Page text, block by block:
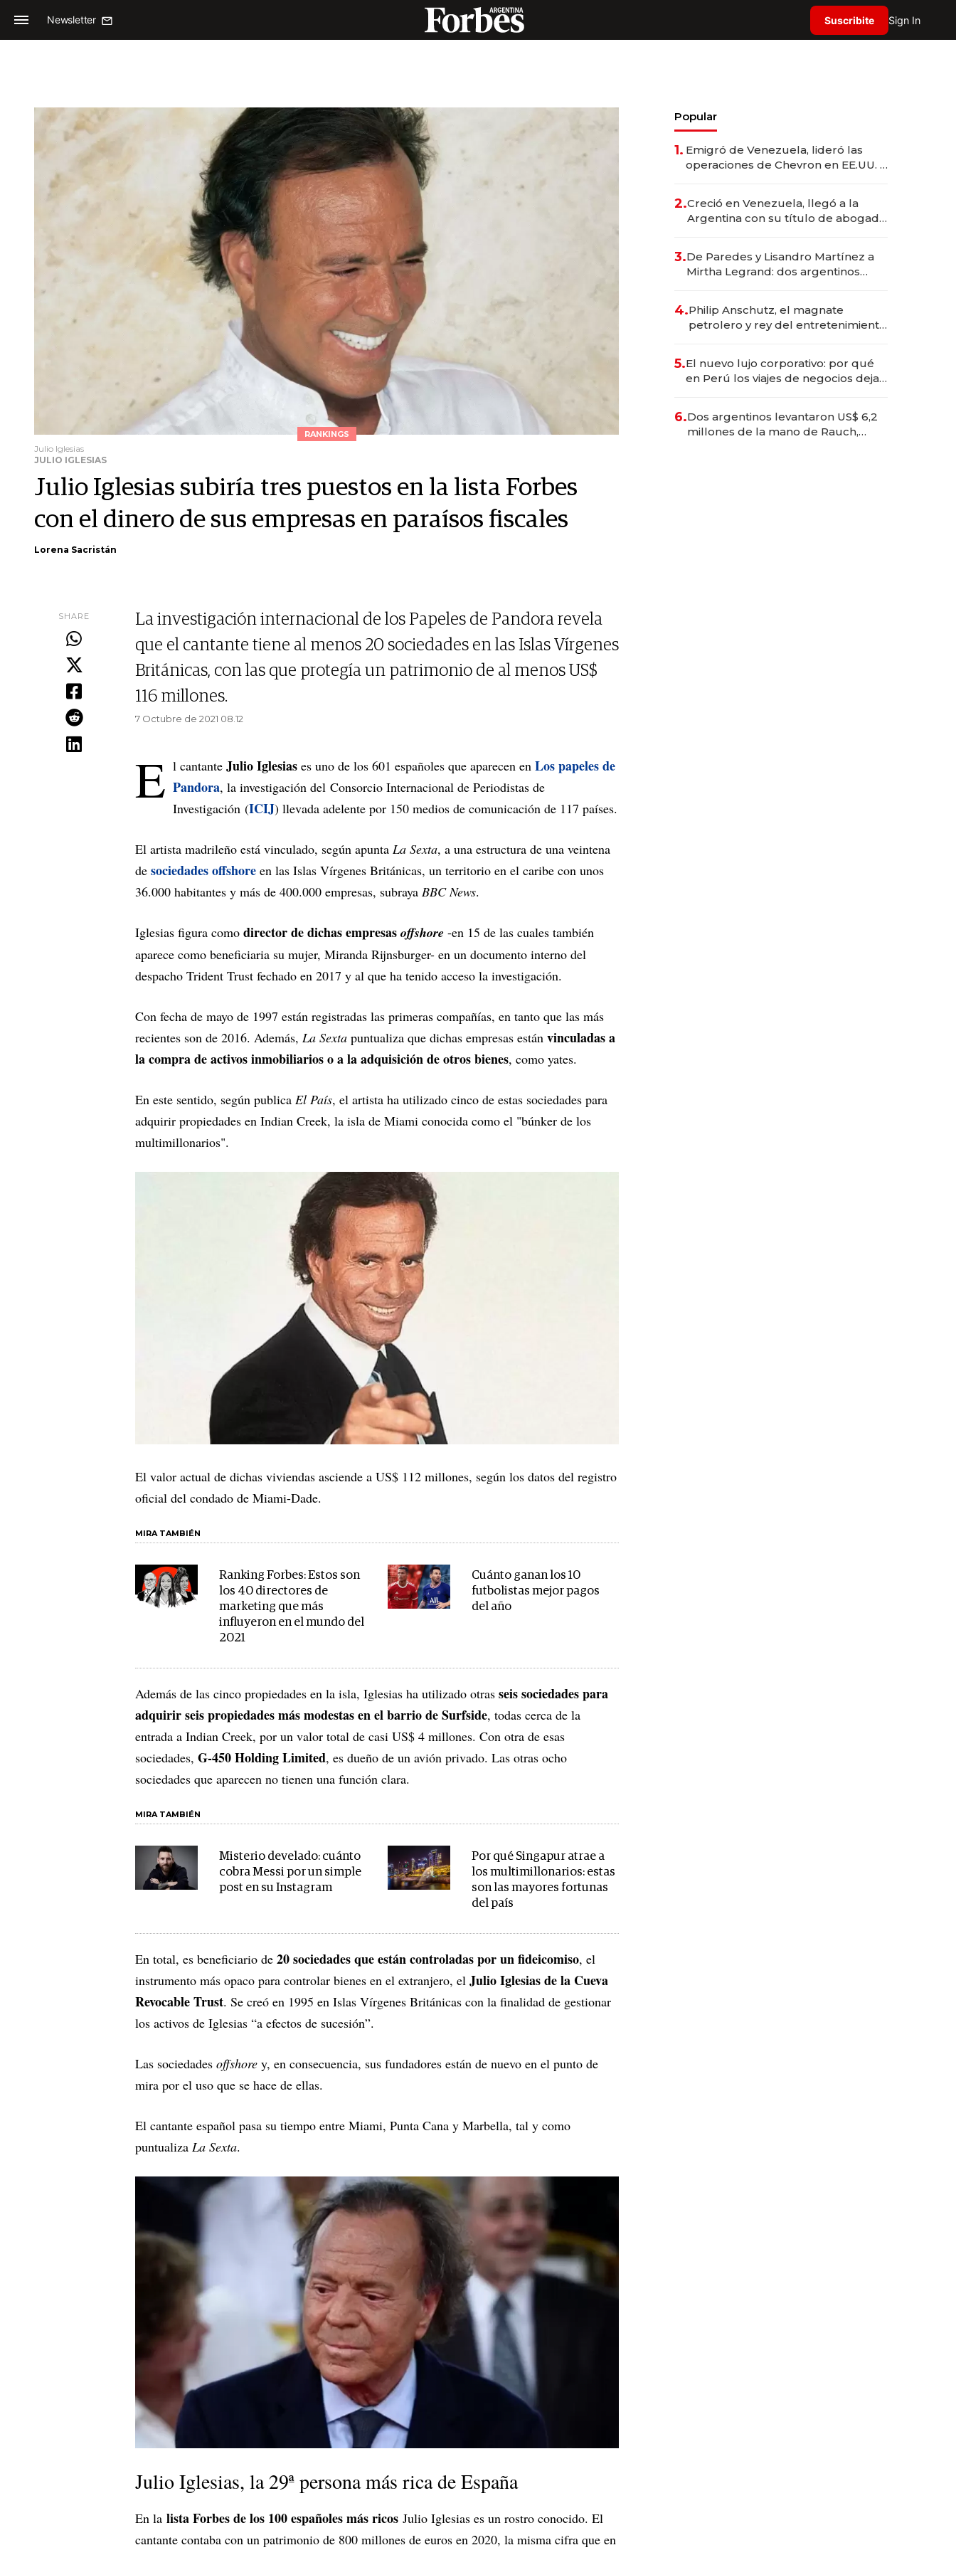
Newsletter Suscribite Sign In
RANKINGS
Julio Iglesias
JULIO IGLESIAS
Julio Iglesias subiría tres puestos en la lista Forbes
con el dinero de sus empresas en paraísos fiscales
Lorena Sacristán
SHARE
La investigación internacional de los Papeles de Pandora revela
que el cantante tiene al menos 20 sociedades en las Islas Vírgenes
Británicas, con las que protegía un patrimonio de al menos US$
116 millones.
7 Octubre de 2021 08.12
E l cantante Julio Iglesias es uno de los 601 españoles que aparecen en Los papeles de
Pandora, la investigación del Consorcio Internacional de Periodistas de
Investigación (ICIJ) llevada adelente por 150 medios de comunicación de 117 países.
El artista madrileño está vinculado, según apunta La Sexta, a una estructura de una veintena
de sociedades offshore en las Islas Vírgenes Británicas, un territorio en el caribe con unos
36.000 habitantes y más de 400.000 empresas, subraya BBC News.
Iglesias figura como director de dichas empresas offshore -en 15 de las cuales también
aparece como beneficiaria su mujer, Miranda Rijnsburger- en un documento interno del
despacho Trident Trust fechado en 2017 y al que ha tenido acceso la investigación.
Con fecha de mayo de 1997 están registradas las primeras compañías, en tanto que las más
recientes son de 2016. Además, La Sexta puntualiza que dichas empresas están vinculadas a
la compra de activos inmobiliarios o a la adquisición de otros bienes, como yates.
En este sentido, según publica El País, el artista ha utilizado cinco de estas sociedades para
adquirir propiedades en Indian Creek, la isla de Miami conocida como el "búnker de los
multimillonarios".
El valor actual de dichas viviendas asciende a US$ 112 millones, según los datos del registro
oficial del condado de Miami-Dade.
MIRA TAMBIÉN
Ranking Forbes: Estos son
los 40 directores de
marketing que más
influyeron en el mundo del
2021
Cuánto ganan los 10
futbolistas mejor pagos
del año
Además de las cinco propiedades en la isla, Iglesias ha utilizado otras seis sociedades para
adquirir seis propiedades más modestas en el barrio de Surfside, todas cerca de la
entrada a Indian Creek, por un valor total de casi US$ 4 millones. Con otra de esas
sociedades, G-450 Holding Limited, es dueño de un avión privado. Las otras ocho
sociedades que aparecen no tienen una función clara.
MIRA TAMBIÉN
Misterio develado: cuánto
cobra Messi por un simple
post en su Instagram
Por qué Singapur atrae a
los multimillonarios: estas
son las mayores fortunas
del país
En total, es beneficiario de 20 sociedades que están controladas por un fideicomiso, el
instrumento más opaco para controlar bienes en el extranjero, el Julio Iglesias de la Cueva
Revocable Trust. Se creó en 1995 en Islas Vírgenes Británicas con la finalidad de gestionar
los activos de Iglesias “a efectos de sucesión”.
Las sociedades offshore y, en consecuencia, sus fundadores están de nuevo en el punto de
mira por el uso que se hace de ellas.
El cantante español pasa su tiempo entre Miami, Punta Cana y Marbella, tal y como
puntualiza La Sexta.
Julio Iglesias, la 29ª persona más rica de España
En la lista Forbes de los 100 españoles más ricos Julio Iglesias es un rostro conocido. El
cantante contaba con un patrimonio de 800 millones de euros en 2020, la misma cifra que en
Popular
1. Emigró de Venezuela, lideró las
operaciones de Chevron en EE.UU. y
2.Creció en Venezuela, llegó a la
Argentina con su título de abogado
marcas "fast premium"
3.De Paredes y Lisandro Martínez a
Mirtha Legrand: dos argentinos
4.Philip Anschutz, el magnate
petrolero y rey del entretenimiento
5.El nuevo lujo corporativo: por qué
en Perú los viajes de negocios dejan
en experiencias transformadoras
6.Dos argentinos levantaron US$ 6,2
millones de la mano de Rauch,